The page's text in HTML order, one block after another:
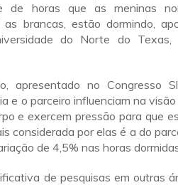
de horas que as meninas
as brancas, estão dormindo,
do Norte do Texas,
apresentado no Congresso
e o parceiro influenciam na visão
e exercem pressão para que
considerada por elas é a do
de 4,5% nas horas
de pesquisas em outras